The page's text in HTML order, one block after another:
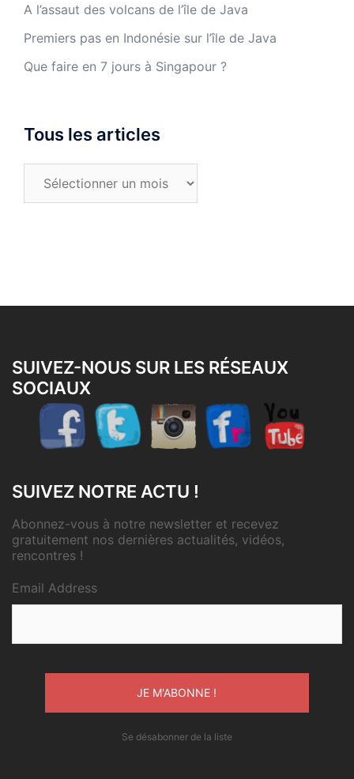
A l’assaut des volcans de l’île de Java
Premiers pas en Indonésie sur l’île de Java
Que faire en 7 jours à Singapour ?
Tous les articles
SUIVEZ-NOUS SUR LES RÉSEAUX
SOCIAUX
SUIVEZ NOTRE ACTU !
Abonnez-vous à notre newsletter et recevez
gratuitement nos dernières actualités, vidéos,
rencontres !
Email Address
Se désabonner de la liste